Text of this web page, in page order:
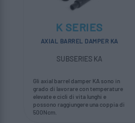
K SERIES
AXIAL BARREL DAMPER KA
SUBSERIES KA
Gli axial barrel damper KA sono in
grado di lavorare con temperature
elevate e cicli di vita lunghi e
possono raggiungere una coppia di
500Ncm.